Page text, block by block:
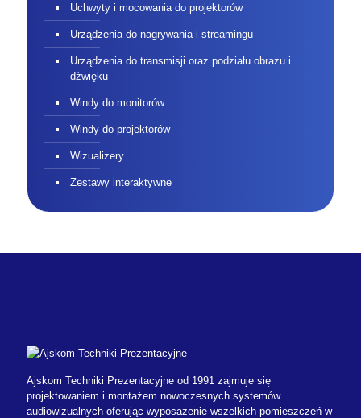
Uchwyty i mocowania do projektorów
Urządzenia do nagrywania i streamingu
Urządzenia do transmisji oraz podziału obrazu i
dźwięku
Windy do monitorów
Windy do projektorów
Wizualizery
Zestawy interaktywne
Ajskom Techniki Prezentacyjne od 1991 zajmuje się
projektowaniem i montażem nowoczesnych systemów
audiowizualnych oferując wyposażenie wszelkich pomieszczeń w